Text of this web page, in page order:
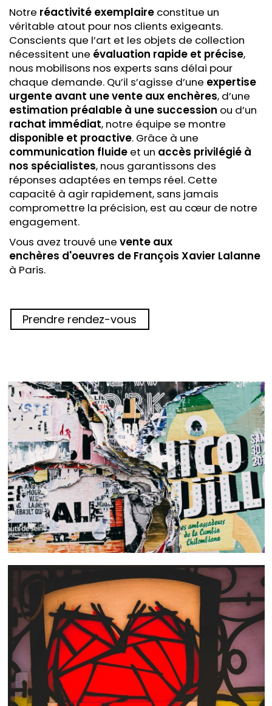
Notre réactivité exemplaire constitue un
véritable atout pour nos clients exigeants.
Conscients que l’art et les objets de collection
nécessitent une évaluation rapide et précise,
nous mobilisons nos experts sans délai pour
chaque demande. Qu’il s’agisse d’une expertise
urgente avant une vente aux enchères, d’une
estimation préalable à une succession ou d’un
rachat immédiat, notre équipe se montre
disponible et proactive. Grâce à une
communication fluide et un accès privilégié à
nos spécialistes, nous garantissons des
réponses adaptées en temps réel. Cette
capacité à agir rapidement, sans jamais
compromettre la précision, est au cœur de notre
engagement.
Vous avez trouvé une vente aux
enchères d'oeuvres de François Xavier Lalanne
à Paris.
Prendre rendez-vous
consulter